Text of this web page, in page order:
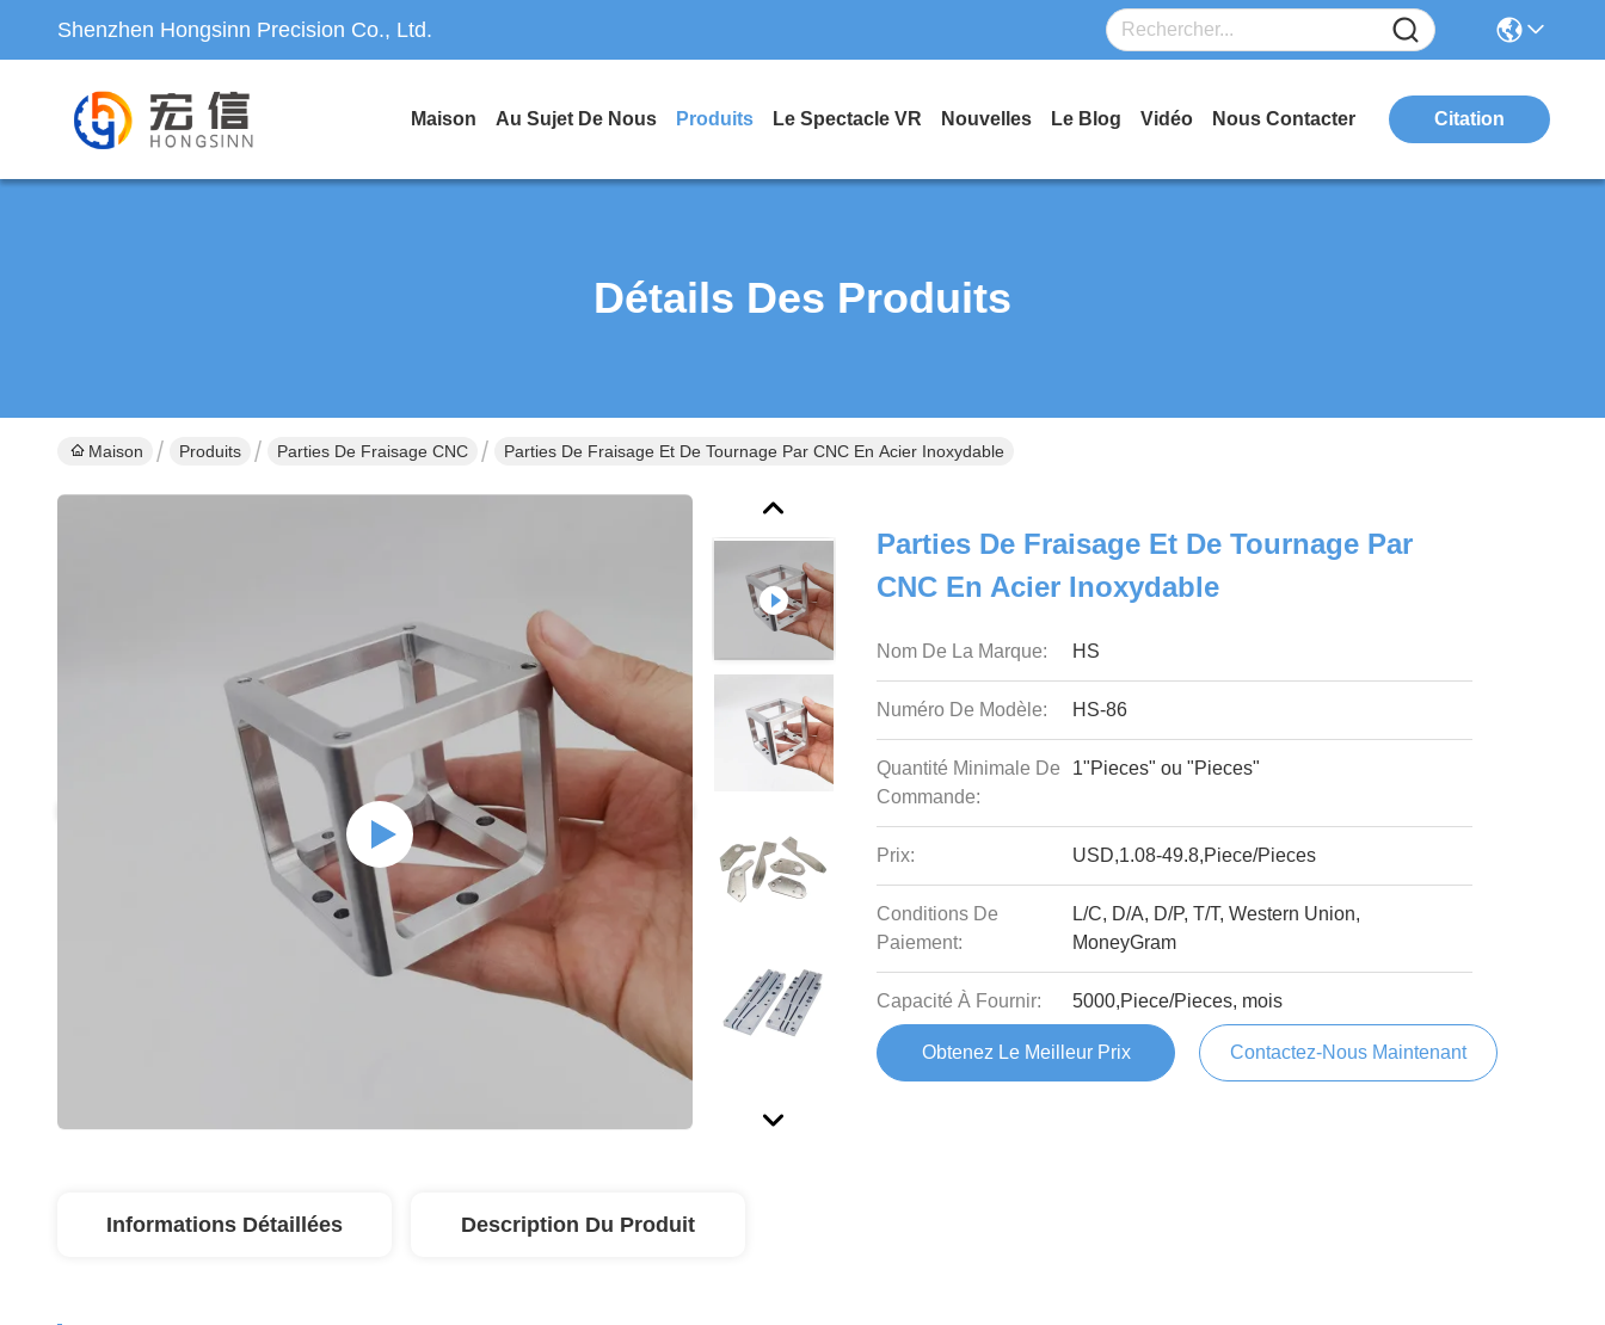
Shenzhen Hongsinn Precision Co., Ltd.
Maison Au Sujet De Nous Produits Le Spectacle VR Nouvelles Le Blog Vidéo Nous Contacter Citation
Détails Des Produits
Maison Produits Parties De Fraisage CNC Parties De Fraisage Et De Tournage Par CNC En Acier Inoxydable
Parties De Fraisage Et De Tournage Par
CNC En Acier Inoxydable
Nom De La Marque: HS
Numéro De Modèle: HS-86
Quantité Minimale De
Commande:
1"Pieces" ou "Pieces"
Prix: USD,1.08-49.8,Piece/Pieces
Conditions De
Paiement:
L/C, D/A, D/P, T/T, Western Union,
MoneyGram
Capacité À Fournir: 5000,Piece/Pieces, mois
Obtenez Le Meilleur Prix Contactez-Nous Maintenant
Informations Détaillées Description Du Produit